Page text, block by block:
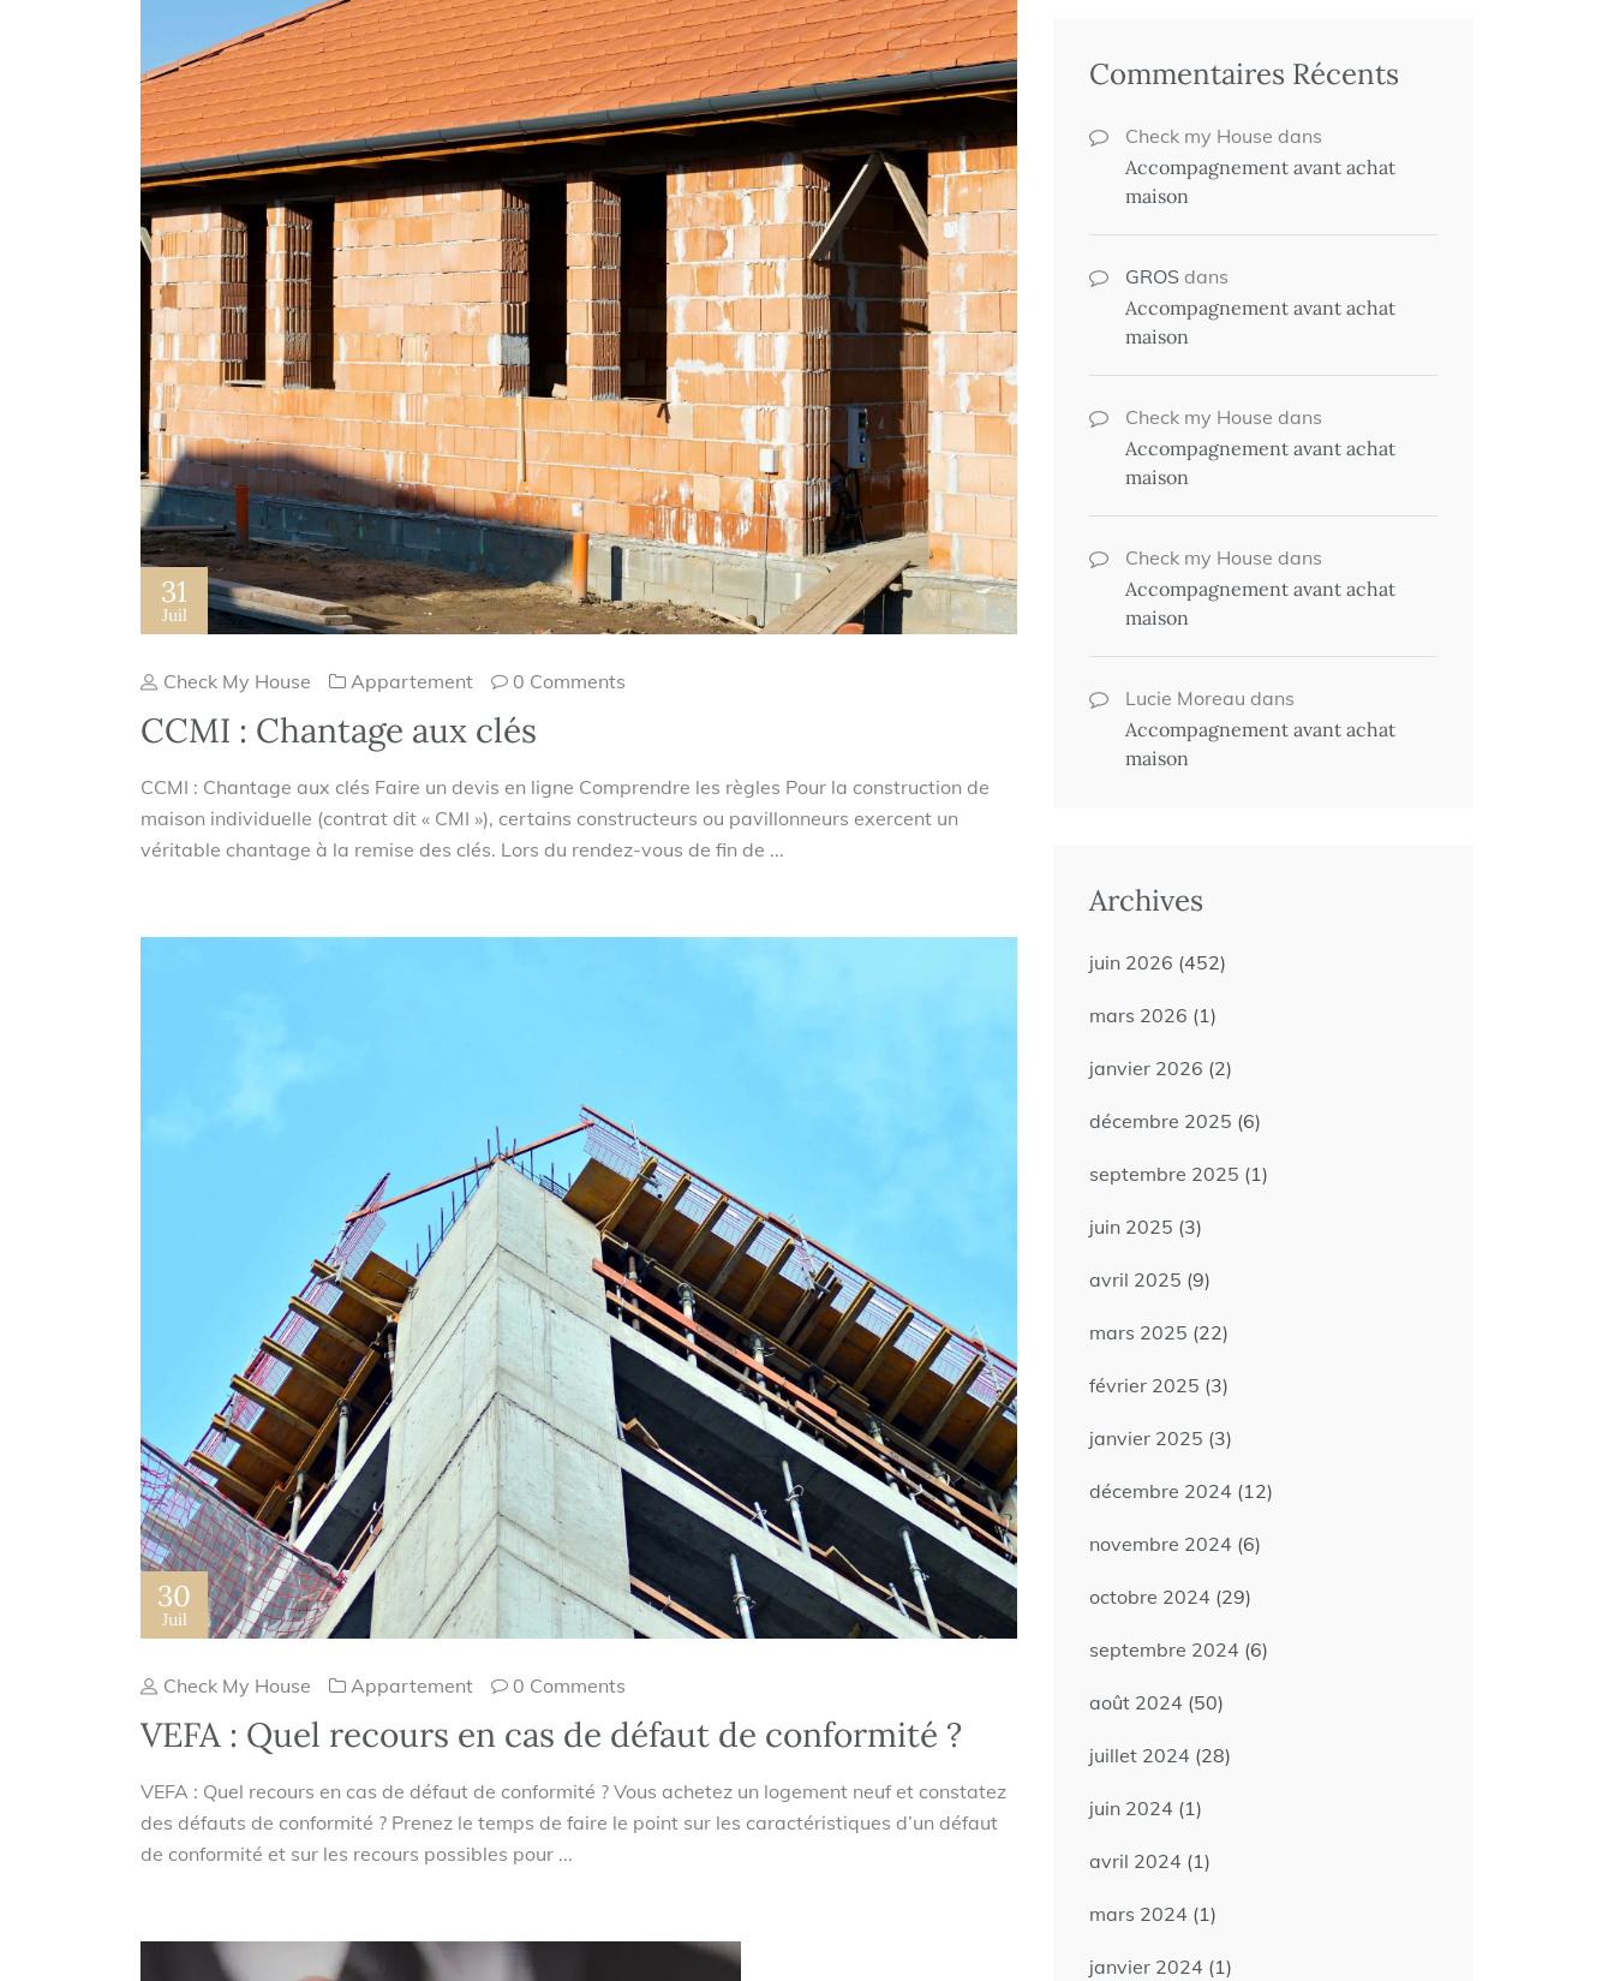
31
Juil
Check My House Appartement 0 Comments
CCMI : Chantage aux clés
CCMI : Chantage aux clés Faire un devis en ligne Comprendre les règles Pour la construction de
maison individuelle (contrat dit « CMI »), certains constructeurs ou pavillonneurs exercent un
véritable chantage à la remise des clés. Lors du rendez-vous de fin de ...
30
Juil
Check My House Appartement 0 Comments
VEFA : Quel recours en cas de défaut de conformité ?
VEFA : Quel recours en cas de défaut de conformité ? Vous achetez un logement neuf et constatez
des défauts de conformité ? Prenez le temps de faire le point sur les caractéristiques d’un défaut
de conformité et sur les recours possibles pour ...
Commentaires Récents
Check my House dans
Accompagnement avant achat
maison
GROS dans
Accompagnement avant achat
maison
Check my House dans
Accompagnement avant achat
maison
Check my House dans
Accompagnement avant achat
maison
Lucie Moreau dans
Accompagnement avant achat
maison
Archives
juin 2026 (452)
mars 2026 (1)
janvier 2026 (2)
décembre 2025 (6)
septembre 2025 (1)
juin 2025 (3)
avril 2025 (9)
mars 2025 (22)
février 2025 (3)
janvier 2025 (3)
décembre 2024 (12)
novembre 2024 (6)
octobre 2024 (29)
septembre 2024 (6)
août 2024 (50)
juillet 2024 (28)
juin 2024 (1)
avril 2024 (1)
mars 2024 (1)
janvier 2024 (1)